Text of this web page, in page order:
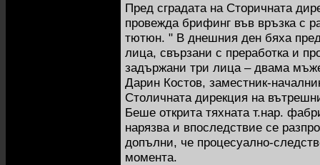
Пред сградата на Сторичната
провежда брифинг във връзка с
тютюн. " В днешния ден бяха
лица, свързани с преработка и
задържани три лица – двама
Дарин Костов, заместник-
Столичната дирекция на
Беше открита тяхната т.нар.
нарязва и впоследствие се
допълни, че процесуално-
момента.